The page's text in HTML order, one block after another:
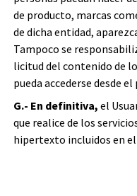
de producto, marcas
de dicha entidad,
Tampoco se
licitud del contenido de
pueda accederse desde
G.- En definitiva, el
que realice de los
hipertexto incluidos en